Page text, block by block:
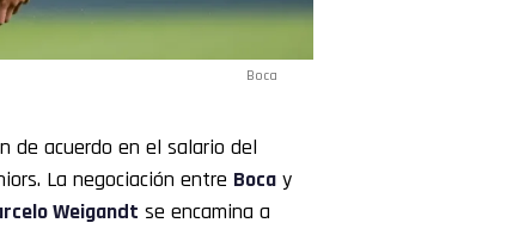
Boca
de acuerdo en el salario del
La negociación entre Boca y
Weigandt se encamina a